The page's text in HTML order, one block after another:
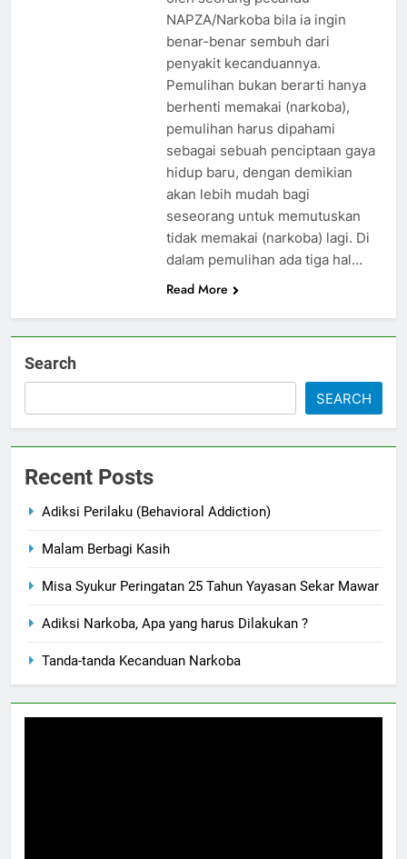
NAPZA/Narkoba bila ia ingin
benar-benar sembuh dari
penyakit kecanduannya.
Pemulihan bukan berarti hanya
berhenti memakai (narkoba),
pemulihan harus dipahami
sebagai sebuah penciptaan gaya
hidup baru, dengan demikian
akan lebih mudah bagi
seseorang untuk memutuskan
tidak memakai (narkoba) lagi. Di
dalam pemulihan ada tiga hal…
Read More
Search
SEARCH
Recent Posts
Adiksi Perilaku (Behavioral Addiction)
Malam Berbagi Kasih
Misa Syukur Peringatan 25 Tahun Yayasan Sekar Mawar
Adiksi Narkoba, Apa yang harus Dilakukan ?
Tanda-tanda Kecanduan Narkoba